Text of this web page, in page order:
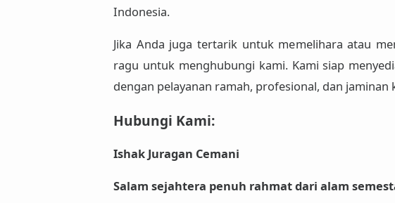
Indonesia.
Jika Anda juga tertarik untuk memelihara atau
ragu untuk menghubungi kami. Kami siap
dengan pelayanan ramah, profesional, dan jaminan
Hubungi Kami:
Ishak Juragan Cemani
Salam sejahtera penuh rahmat dari alam